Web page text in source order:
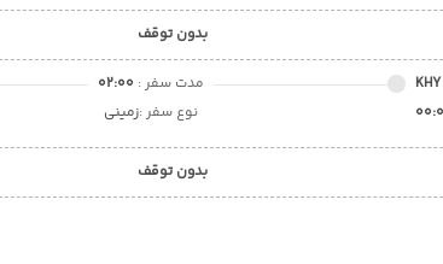
بدون توقف
KHY
مدت سفر : 02:00
نوع سفر :زمینی
بدون توقف